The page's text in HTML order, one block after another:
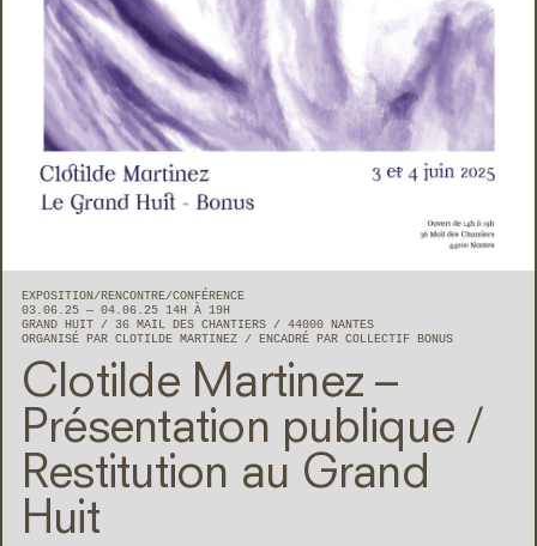
EXPOSITION
RENCONTRE/CONFÉRENCE
03.06.25 — 04.06.25 14H À 19H
GRAND HUIT
36 MAIL DES CHANTIERS 44000 NANTES
ORGANISÉ PAR CLOTILDE MARTINEZ
ENCADRÉ PAR COLLECTIF BONUS
Clotilde Martinez –
Présentation publique /
Restitution au Grand
Huit